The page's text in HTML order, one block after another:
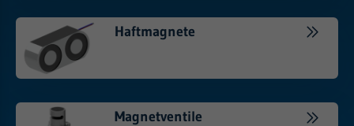
Haftmagnete
Magnetventile